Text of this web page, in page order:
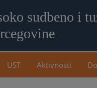
sudbeno i
UST Aktivnosti